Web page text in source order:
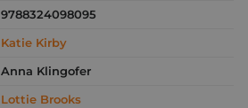
9788324098095
Katie Kirby
Anna Klingofer
Lottie Brooks